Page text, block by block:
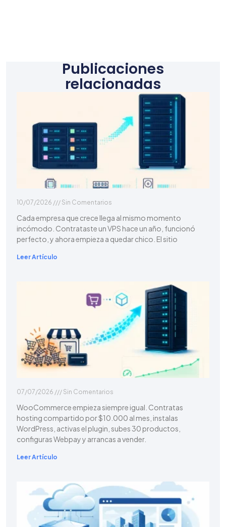
Publicaciones
relacionadas
10/07/2026 Sin Comentarios
Cada empresa que crece llega al mismo momento
incómodo. Contrataste un VPS hace un año, funcionó
perfecto, y ahora empieza a quedar chico. El sitio
Leer Artículo
07/07/2026 Sin Comentarios
WooCommerce empieza siempre igual. Contratas
hosting compartido por $10.000 al mes, instalas
WordPress, activas el plugin, subes 30 productos,
configuras Webpay y arrancas a vender.
Leer Artículo